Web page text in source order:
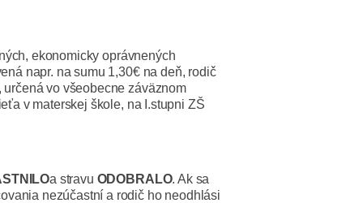
ekonomicky oprávnených
napr. na sumu 1,30€ na deň, rodič
vo všeobecne záväznom
v materskej škole, na I.stupni ZŠ
a stravu ODOBRALO. Ak sa
nezúčastní a rodič ho neodhlási